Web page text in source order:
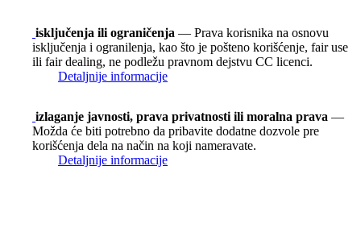
isključenja ili ograničenja — Prava korisnika na osnovu
isključenja i ogranilenja, kao što je pošteno korišćenje, fair use
ili fair dealing, ne podležu pravnom dejstvu CC licenci.
Detaljnije informacije
izlaganje javnosti, prava privatnosti ili moralna prava —
Možda će biti potrebno da pribavite dodatne dozvole pre
korišćenja dela na način na koji nameravate.
Detaljnije informacije